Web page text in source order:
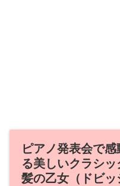
ピアノ発表会で
る美しいクラシ
髪の乙女（ドビッ